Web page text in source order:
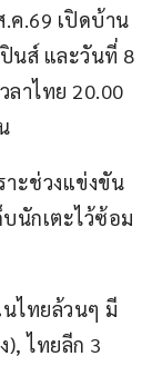
.ค.69 เปิดบ้าน
นส์ และวันที่ 8
ลาไทย 20.00
าะช่วงแข่งขัน
นักเตะไว้ซ้อม
นไทยล้วนๆ มี
), ไทยลีก 3